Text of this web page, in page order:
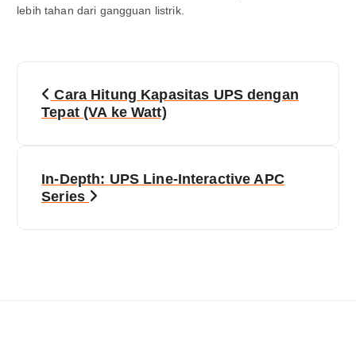
lebih tahan dari gangguan listrik.
Cara Hitung Kapasitas UPS dengan
Tepat (VA ke Watt)
In-Depth: UPS Line-Interactive APC
Series